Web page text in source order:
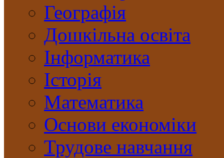
Географія
Дошкільна освіта
Інформатика
Історія
Математика
Основи економіки
Трудове навчання